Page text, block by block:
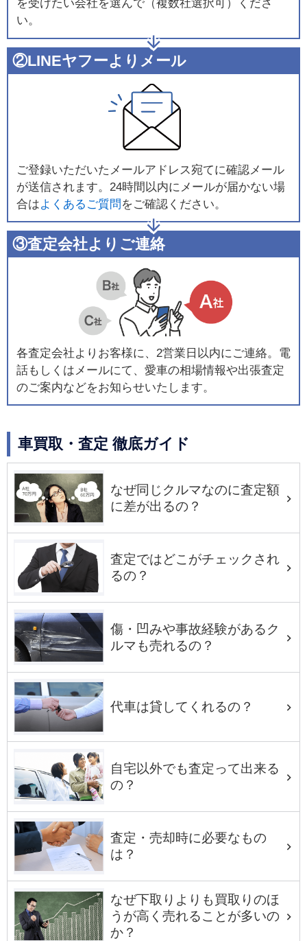
を受けたい会社を選んで（複数社選択可）くださ
い。
②LINEヤフーよりメール
ご登録いただいたメールアドレス宛てに確認メール
が送信されます。24時間以内にメールが届かない場
合はよくあるご質問 をご確認ください。
③査定会社よりご連絡
各査定会社よりお客様に、2営業日以内にご連絡。電
話もしくはメールにて、愛車の相場情報や出張査定
のご案内などをお知らせいたします。
車買取・査定 徹底ガイド
なぜ同じクルマなのに査定額
に差が出るの？
査定ではどこがチェックされ
るの？
傷・凹みや事故経験があるク
ルマも売れるの？
代車は貸してくれるの？
自宅以外でも査定って出来る
の？
査定・売却時に必要なもの
は？
なぜ下取りよりも買取りのほ
うが高く売れることが多いの
か？